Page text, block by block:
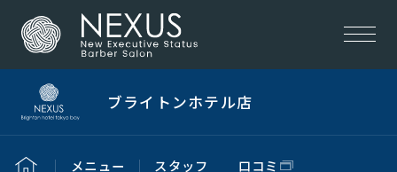
ブライトンホテル店
メニュー スタッフ 口コミ